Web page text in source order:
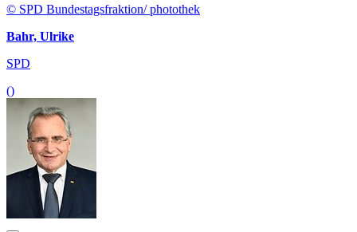
© SPD Bundestagsfraktion/ photothek
Bahr, Ulrike
SPD
()